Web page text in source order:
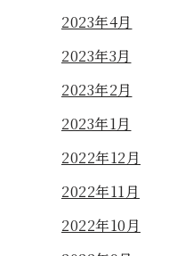
2023年4月
2023年3月
2023年2月
2023年1月
2022年12月
2022年11月
2022年10月